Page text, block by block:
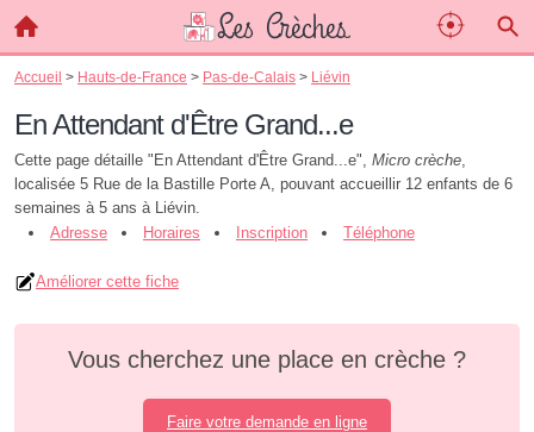
Accueil > Hauts-de-France > Pas-de-Calais > Liévin
En Attendant d'Être Grand...e
Cette page détaille "En Attendant d'Être Grand...e", Micro crèche,
localisée 5 Rue de la Bastille Porte A, pouvant accueillir 12 enfants de 6
semaines à 5 ans à Liévin.
Adresse
Horaires Inscription Téléphone
Améliorer cette fiche
Vous cherchez une place en crèche ?
Faire votre demande en ligne